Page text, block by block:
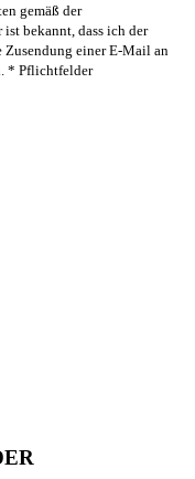
gemäß der
bekannt, dass ich der
einer E-Mail an
* Pflichtfelder